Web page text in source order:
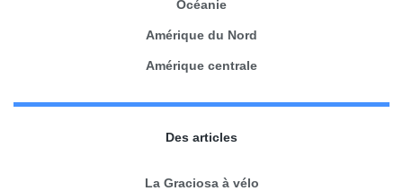
Océanie
Amérique du Nord
Amérique centrale
Des articles
La Graciosa à vélo